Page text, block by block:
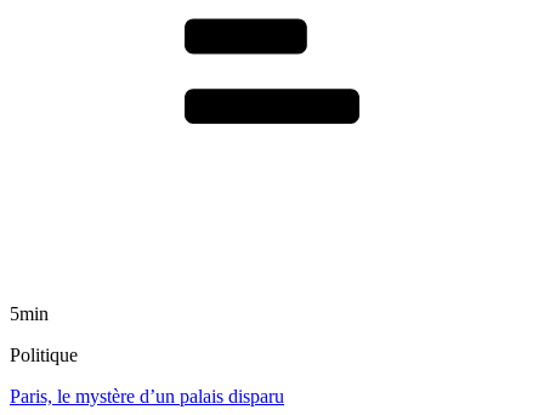
5min
Politique
Paris, le mystère d’un palais disparu